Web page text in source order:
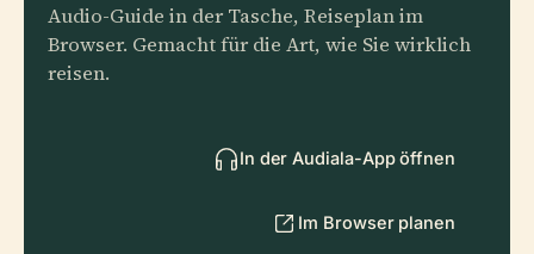
Audio-Guide in der Tasche, Reiseplan im
Browser. Gemacht für die Art, wie Sie wirklich
reisen.
In der Audiala-App öffnen
Im Browser planen